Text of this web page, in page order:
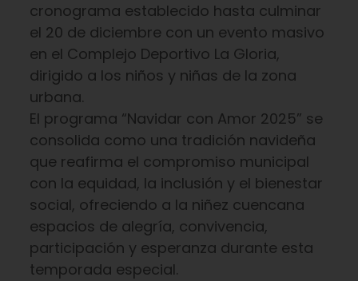
cronograma establecido hasta culminar
el 20 de diciembre con un evento masivo
en el Complejo Deportivo La Gloria,
dirigido a los niños y niñas de la zona
urbana.
El programa “Navidar con Amor 2025” se
consolida como una tradición navideña
que reafirma el compromiso municipal
con la equidad, la inclusión y el bienestar
social, ofreciendo a la niñez cuencana
espacios de alegría, convivencia,
participación y esperanza durante esta
temporada especial.